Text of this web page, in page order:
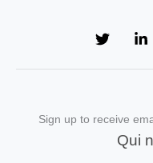
Sign up to receive
Qui